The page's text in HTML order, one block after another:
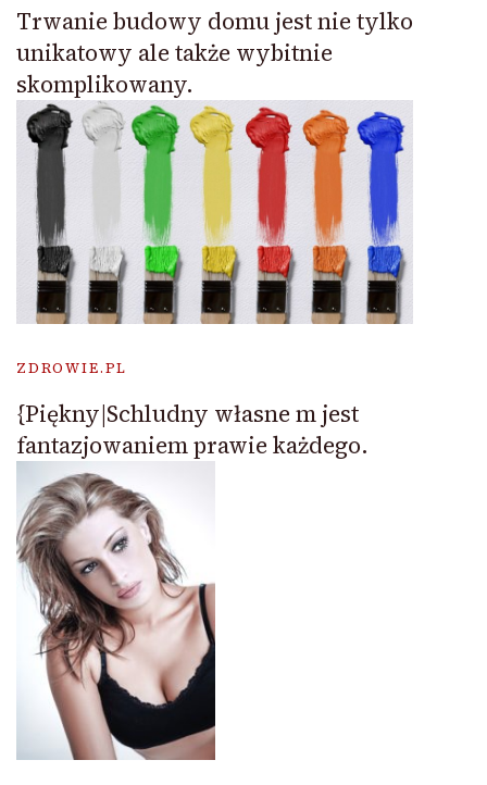
Trwanie budowy domu jest nie tylko
unikatowy ale także wybitnie
skomplikowany.
ZDROWIE.PL
{Piękny|Schludny własne m jest
fantazjowaniem prawie każdego.